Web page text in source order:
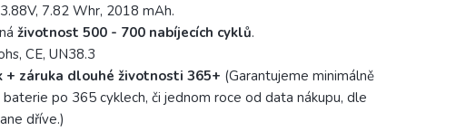
7.82 Whr, 2018 mAh.
životnost 500 - 700 nabíjecích cyklů.
CE, UN38.3
+ záruka dlouhé životnosti 365+ (Garantujeme minimálně
po 365 cyklech, či jednom roce od data nákupu, dle
dříve.)